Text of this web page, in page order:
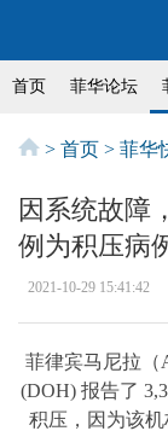
首页 菲华论坛
> 首页 > 菲华
因系统故障
例为积压病
2021-10-29 15:41:42
菲律宾马尼拉
(DOH) 报告了
积压，因为该机